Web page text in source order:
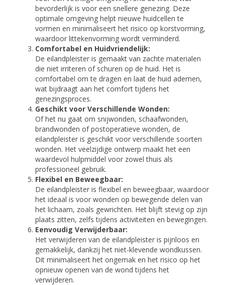
bevorderlijk is voor een snellere genezing. Deze
optimale omgeving helpt nieuwe huidcellen te
vormen en minimaliseert het risico op korstvorming,
waardoor littekenvorming wordt verminderd.
Comfortabel en Huidvriendelijk:
De eilandpleister is gemaakt van zachte materialen
die niet irriteren of schuren op de huid. Het is
comfortabel om te dragen en laat de huid ademen,
wat bijdraagt aan het comfort tijdens het
genezingsproces.
Geschikt voor Verschillende Wonden:
Of het nu gaat om snijwonden, schaafwonden,
brandwonden of postoperatieve wonden, de
eilandpleister is geschikt voor verschillende soorten
wonden. Het veelzijdige ontwerp maakt het een
waardevol hulpmiddel voor zowel thuis als
professioneel gebruik.
Flexibel en Beweegbaar:
De eilandpleister is flexibel en beweegbaar, waardoor
het ideaal is voor wonden op bewegende delen van
het lichaam, zoals gewrichten. Het blijft stevig op zijn
plaats zitten, zelfs tijdens activiteiten en bewegingen.
Eenvoudig Verwijderbaar:
Het verwijderen van de eilandpleister is pijnloos en
gemakkelijk, dankzij het niet-klevende wondkussen.
Dit minimaliseert het ongemak en het risico op het
opnieuw openen van de wond tijdens het
verwijderen.